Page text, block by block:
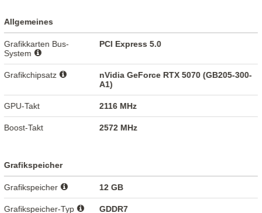
Allgemeines
Grafikkarten Bus-
System
PCI Express 5.0
Grafikchipsatz
nVidia GeForce RTX 5070 (GB205-300-
A1)
GPU-Takt 2116 MHz
Boost-Takt 2572 MHz
Grafikspeicher
Grafikspeicher 12 GB
Grafikspeicher-Typ GDDR7